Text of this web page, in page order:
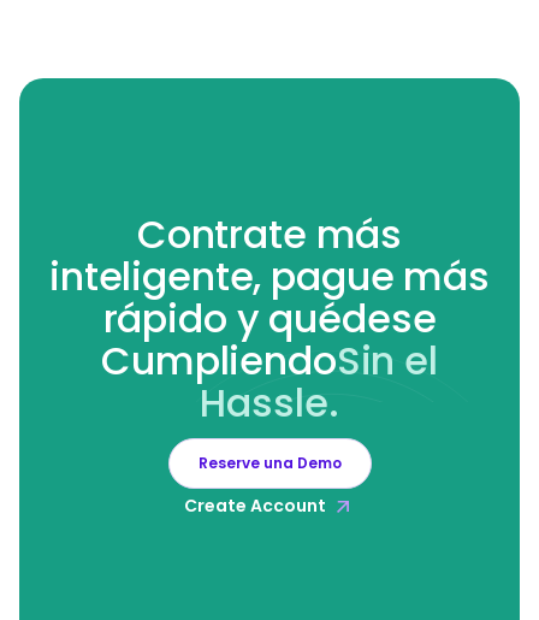
Contrate más
inteligente, pague más
rápido y quédese
CumpliendoSin el
Hassle.
Reserve una Demo
Create Account